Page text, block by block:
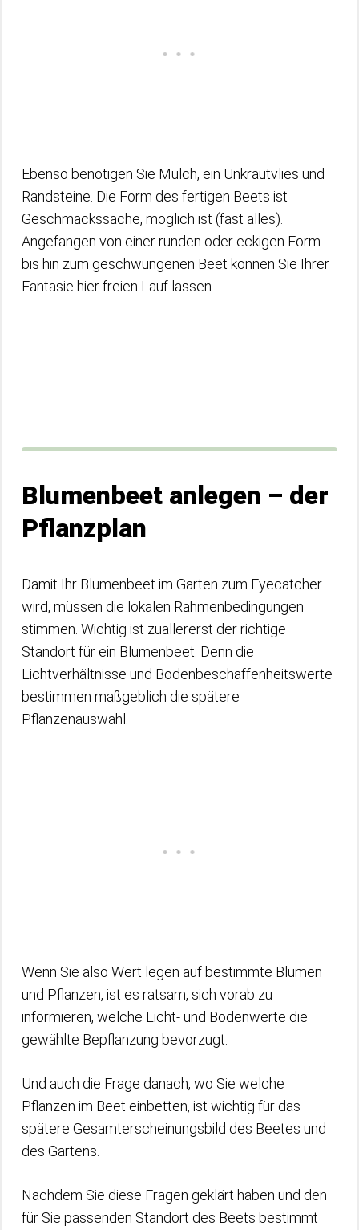
Ebenso benötigen Sie Mulch, ein Unkrautvlies und
Randsteine. Die Form des fertigen Beets ist
Geschmackssache, möglich ist (fast alles).
Angefangen von einer runden oder eckigen Form
bis hin zum geschwungenen Beet können Sie Ihrer
Fantasie hier freien Lauf lassen.
Blumenbeet anlegen – der
Pflanzplan
Damit Ihr Blumenbeet im Garten zum Eyecatcher
wird, müssen die lokalen Rahmenbedingungen
stimmen. Wichtig ist zuallererst der richtige
Standort für ein Blumenbeet. Denn die
Lichtverhältnisse und Bodenbeschaffenheitswerte
bestimmen maßgeblich die spätere
Pflanzenauswahl.
Wenn Sie also Wert legen auf bestimmte Blumen
und Pflanzen, ist es ratsam, sich vorab zu
informieren, welche Licht- und Bodenwerte die
gewählte Bepflanzung bevorzugt.
Und auch die Frage danach, wo Sie welche
Pflanzen im Beet einbetten, ist wichtig für das
spätere Gesamterscheinungsbild des Beetes und
des Gartens.
Nachdem Sie diese Fragen geklärt haben und den
für Sie passenden Standort des Beets bestimmt